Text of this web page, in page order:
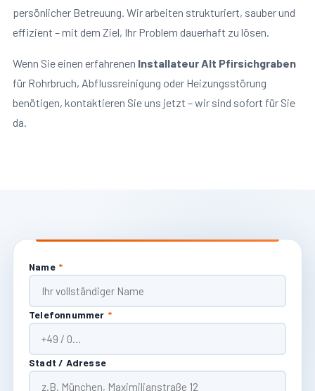
persönlicher Betreuung. Wir arbeiten strukturiert, sauber und
effizient – mit dem Ziel, Ihr Problem dauerhaft zu lösen.
Wenn Sie einen erfahrenen Installateur Alt Pfirsichgraben
für Rohrbruch, Abflussreinigung oder Heizungsstörung
benötigen, kontaktieren Sie uns jetzt – wir sind sofort für Sie
da.
Name *
Telefonnummer *
Stadt / Adresse